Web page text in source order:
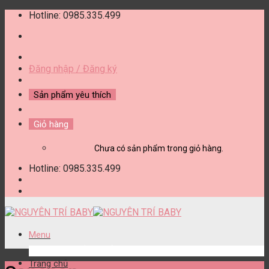
Skip
content
Hotline: 0985.335.499
Đăng nhập / Đăng ký
Sản phẩm yêu thích
Giỏ hàng
Chưa có sản phẩm trong giỏ hàng.
Hotline: 0985.335.499
Menu
Trang chủ